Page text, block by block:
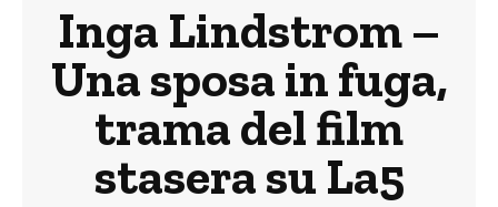
Inga Lindstrom –
Una sposa in fuga,
trama del film
stasera su La5